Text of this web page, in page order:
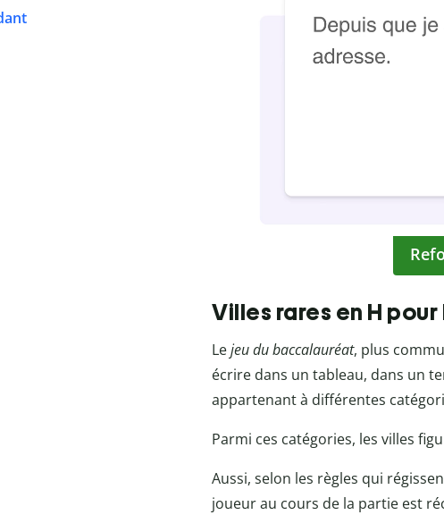
Villes rares en H
Lejeu du baccalauréat, plus
écrire dans un tableau, dans un
appartenant à différentes
Parmi ces catégories, les villes
Aussi, selon les règles qui
joueur au cours de la partie est